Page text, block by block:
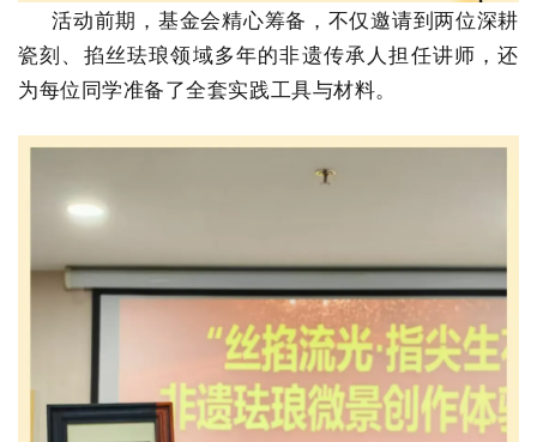
活动前期，基金会精心筹备，不仅邀请到两位深耕
瓷刻、掐丝珐琅领域多年的非遗传承人担任讲师，还
为每位同学准备了全套实践工具与材料。